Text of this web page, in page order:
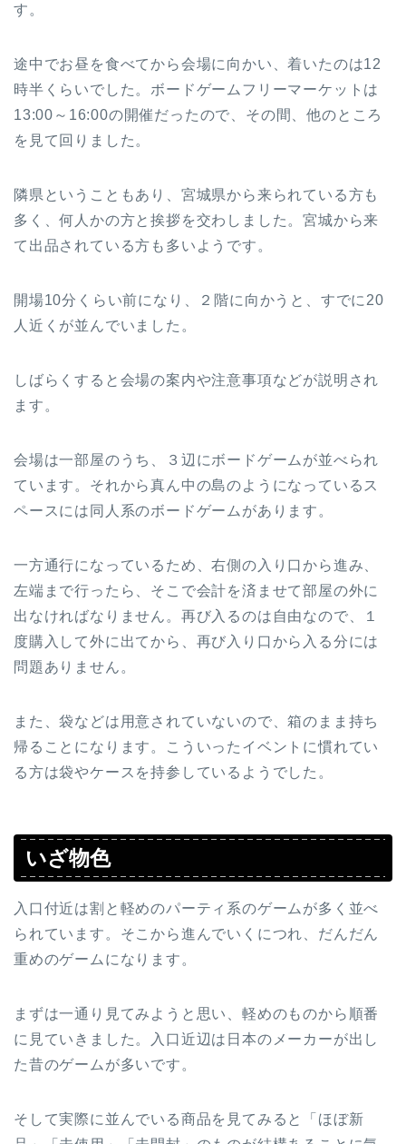
す。
途中でお昼を食べてから会場に向かい、着いたのは12
時半くらいでした。ボードゲームフリーマーケットは
13:00～16:00の開催だったので、その間、他のところ
を見て回りました。
隣県ということもあり、宮城県から来られている方も
多く、何人かの方と挨拶を交わしました。宮城から来
て出品されている方も多いようです。
開場10分くらい前になり、２階に向かうと、すでに20
人近くが並んでいました。
しばらくすると会場の案内や注意事項などが説明され
ます。
会場は一部屋のうち、３辺にボードゲームが並べられ
ています。それから真ん中の島のようになっているス
ペースには同人系のボードゲームがあります。
一方通行になっているため、右側の入り口から進み、
左端まで行ったら、そこで会計を済ませて部屋の外に
出なければなりません。再び入るのは自由なので、１
度購入して外に出てから、再び入り口から入る分には
問題ありません。
また、袋などは用意されていないので、箱のまま持ち
帰ることになります。こういったイベントに慣れてい
る方は袋やケースを持参しているようでした。
いざ物色
入口付近は割と軽めのパーティ系のゲームが多く並べ
られています。そこから進んでいくにつれ、だんだん
重めのゲームになります。
まずは一通り見てみようと思い、軽めのものから順番
に見ていきました。入口近辺は日本のメーカーが出し
た昔のゲームが多いです。
そして実際に並んでいる商品を見てみると「ほぼ新